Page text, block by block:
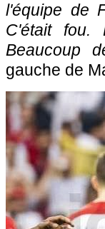
l'équipe de
C'était fou.
Beaucoup
gauche de